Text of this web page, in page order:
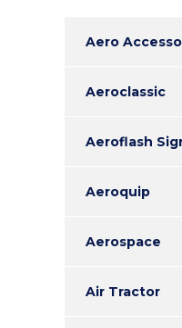
Aero
Aeroclassic
Aeroflash
Aeroquip
Aerospace
Air Tractor